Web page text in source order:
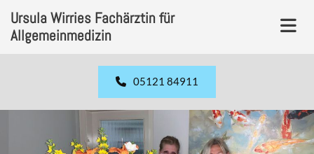
Zum Inhalt springen
Ursula Wirries Fachärztin für
Allgemeinmedizin
05121 84911